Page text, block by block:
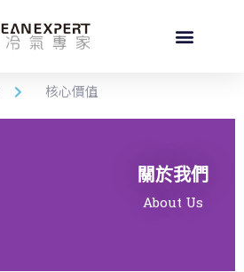
核心價值
關於我們
About Us